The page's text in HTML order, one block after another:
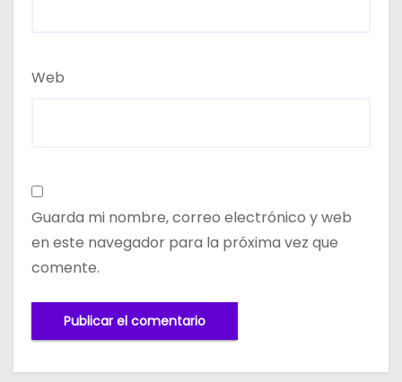
Web
Guarda mi nombre, correo electrónico y web
en este navegador para la próxima vez que
comente.